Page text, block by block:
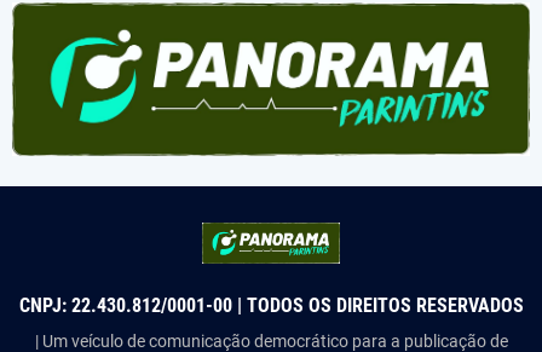
CNPJ: 22.430.812/0001-00 | TODOS OS DIREITOS RESERVADOS
| Um veículo de comunicação democrático para a publicação de